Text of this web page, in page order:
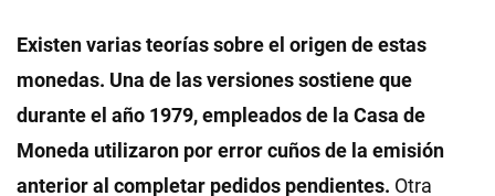
Existen varias teorías sobre el origen de estas
monedas. Una de las versiones sostiene que
durante el año 1979, empleados de la Casa de
Moneda utilizaron por error cuños de la emisión
anterior al completar pedidos pendientes. Otra